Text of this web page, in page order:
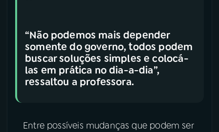
“Não podemos mais depender
somente do governo, todos podem
buscar soluções simples e colocá-
las em prática no dia-a-dia”,
ressaltou a professora.
Entre possíveis mudanças que podem ser